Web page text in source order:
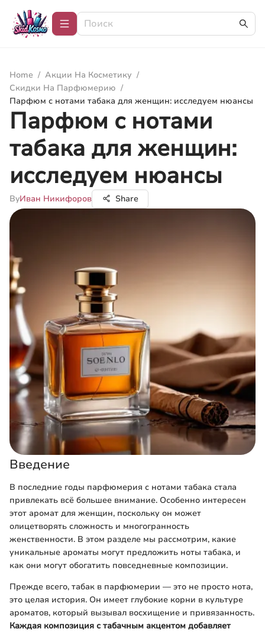
Home / Акции На Косметику /
Скидки На Парфюмерию /
Парфюм с нотами табака для женщин: исследуем нюансы
Парфюм с нотами
табака для женщин:
исследуем нюансы
ByИван Никифоров Share
Введение
В последние годы парфюмерия с нотами табака стала
привлекать всё большее внимание. Особенно интересен
этот аромат для женщин, поскольку он может
олицетворять сложность и многогранность
женственности. В этом разделе мы рассмотрим, какие
уникальные ароматы могут предложить ноты табака, и
как они могут обогатить повседневные композиции.
Прежде всего, табак в парфюмерии — это не просто нота,
это целая история. Он имеет глубокие корни в культуре
ароматов, который вызывал восхищение и привязанность.
Каждая композиция с табачным акцентом добавляет